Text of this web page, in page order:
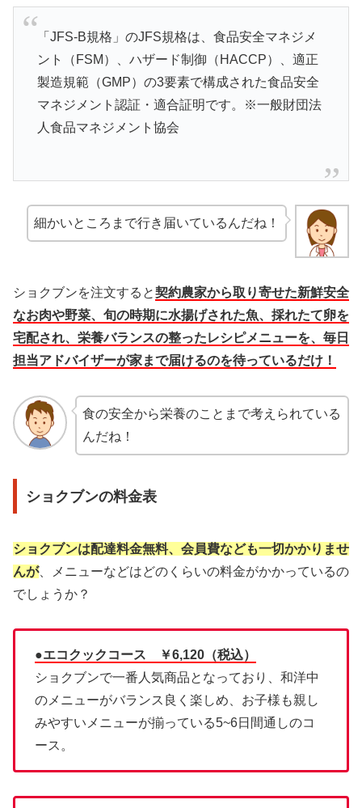
「JFS-B規格」のJFS規格は、食品安全マネジメ
ント（FSM）、ハザード制御（HACCP）、適正
製造規範（GMP）の3要素で構成された食品安全
マネジメント認証・適合証明です。※一般財団法
人食品マネジメント協会
細かいところまで行き届いているんだね！
ショクブンを注文すると契約農家から取り寄せた新鮮安全
なお肉や野菜、旬の時期に水揚げされた魚、採れたて卵を
宅配され、栄養バランスの整ったレシピメニューを、毎日
担当アドバイザーが家まで届けるのを待っているだけ！
食の安全から栄養のことまで考えられている
んだね！
ショクブンの料金表
ショクブンは配達料金無料、会員費なども一切かかりませ
んが、メニューなどはどのくらいの料金がかかっているの
でしょうか？
●エコクックコース ￥6,120（税込）
ショクブンで一番人気商品となっており、和洋中
のメニューがバランス良く楽しめ、お子様も親し
みやすいメニューが揃っている5~6日間通しのコ
ース。